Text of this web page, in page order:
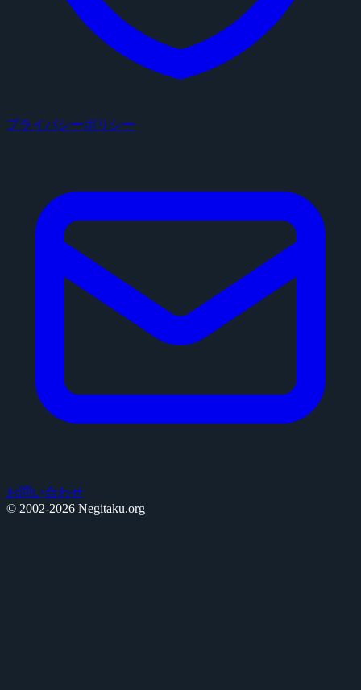
プライバシーポリシー
お問い合わせ
© 2002-2026 Negitaku.org